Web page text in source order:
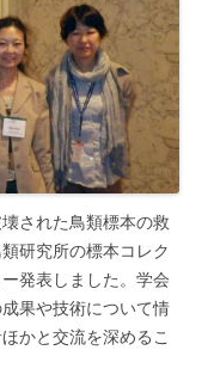
された鳥類標本の救
研究所の標本コレク
発表しました。学会
果や技術について情
かと交流を深めるこ